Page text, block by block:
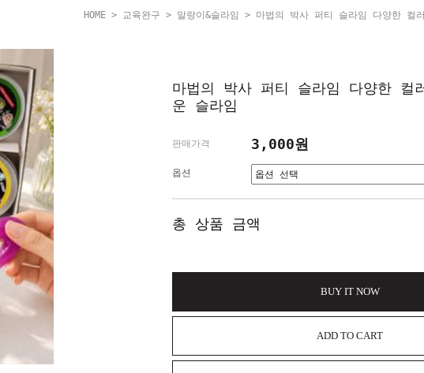
HOME > 교육완구 > 말랑이&슬라임 > 마법의 박사 퍼티 슬라임 다양한 컬
마법의 박사 퍼티 슬라임 다양한 컬
운 슬라임
판매가격 3,000원
옵션
총 상품 금액
BUY IT NOW
ADD TO CART